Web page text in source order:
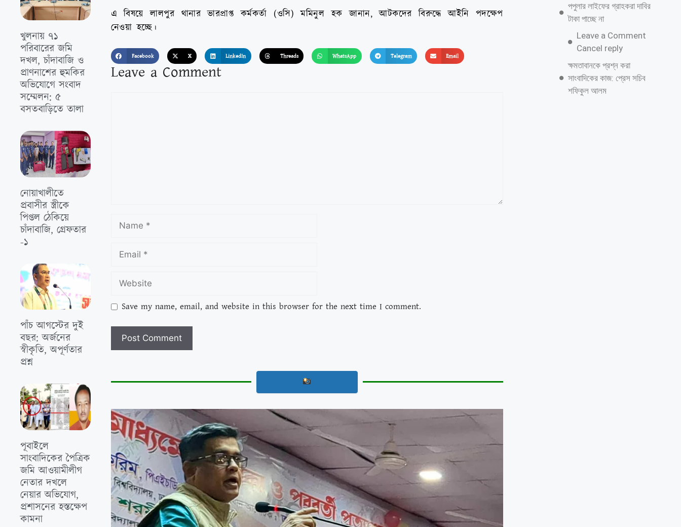
খুলনায় ৭১
পরিবারের জমি
দখল, চাঁদাবাজি ও
প্রাণনাশের হুমকির
অভিযোগে সংবাদ
সম্মেলন: ৫
বসতবাড়িতে তালা
নোয়াখালীতে
প্রবাসীর স্ত্রীকে
পিপ্তল ঠেকিয়ে
চাঁদাবাজি, গ্রেফতার
-১
পাঁচ আগস্টের দুই
বছর: অর্জনের
স্বীকৃতি, অপূর্ণতার
প্রশ্ন
পূবাইলে
সাংবাদিকের পৈত্রিক
জমি আওয়ামীলীগ
নেতার দখলে
নেয়ার অভিযোগ,
প্রশাসনের হস্তক্ষেপ
কামনা
এ বিষয়ে লালপুর থানার ভারপ্রাপ্ত কর্মকর্তা (ওসি) মমিনুল হক জানান, আটকদের বিরুদ্ধে আইনি পদক্ষেপ
নেওয়া হচ্ছে।
Facebook X LinkedIn Threads WhatsApp Telegram Email
Leave a Comment
Save my name, email, and website in this browser for the next time I comment.
পপুলার লাইফের গ্রাহকরা দাবির
টাকা পাচ্ছে না
Leave a Comment
Cancel reply
ক্ষমতাবানকে প্রশ্ন করা
সাংবাদিকের কাজ: প্রেস সচিব
শফিকুল আলম